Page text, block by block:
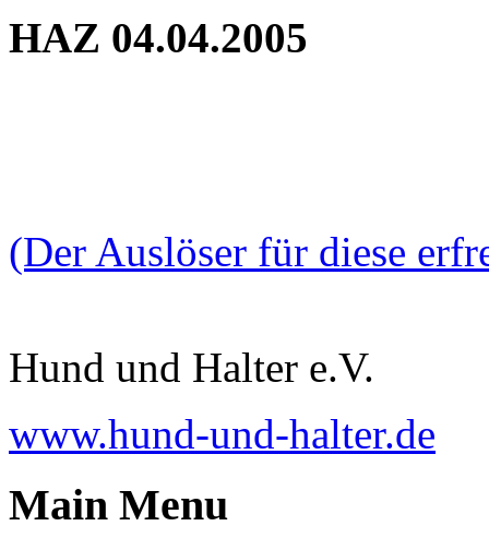
HAZ 04.04.2005
(Der Auslöser für diese
Hund und Halter e.V.
www.hund-und-halter.de
Main Menu